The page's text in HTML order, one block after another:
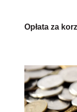
Opłata za